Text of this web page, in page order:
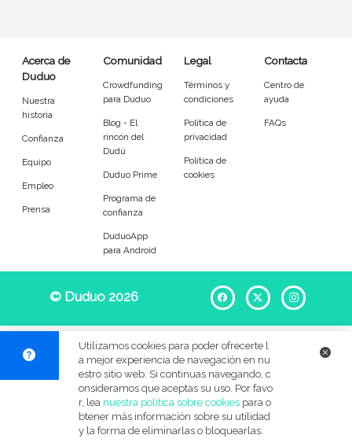
Limpieza Manitas
Entrenador Asistente
Tipo de atención
Yoga
Tenis
Pilates
Idiomas del dudú
Cerrar Filtrar
Acerca de
Duduo
Nuestra
historia
Confianza
Equipo
Empleo
Prensa
Comunidad
Crowdfunding
para Duduo
Blog - El
rincón del
Dudú
Duduo Prime
Programa de
confianza
DuduoApp
para Android
Legal
Términos y
condiciones
Política de
privacidad
Política de
cookies
Contacta
Centro de
ayuda
FAQs
© Duduo 2026 Facebook
X
Utilizamos cookies para poder ofrecerte l
a mejor experiencia de navegación en nu
estro sitio web. Si continuas navegando, c
onsideramos que aceptas su uso. Por favo
r, lea nuestra política sobre cookiespara o
btener más información sobre su utilidad
y la forma de eliminarlas o bloquearlas.